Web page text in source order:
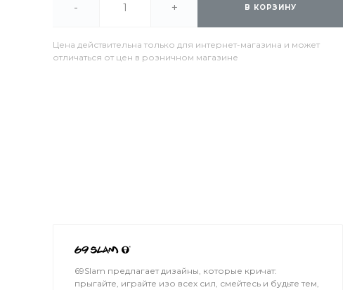
- + В КОРЗИНУ
Цена действительна только для интернет-магазина и может
отличаться от цен в розничном магазине
69Slam предлагает дизайны, которые кричат:
прыгайте, играйте изо всех сил, смейтесь и будьте тем,